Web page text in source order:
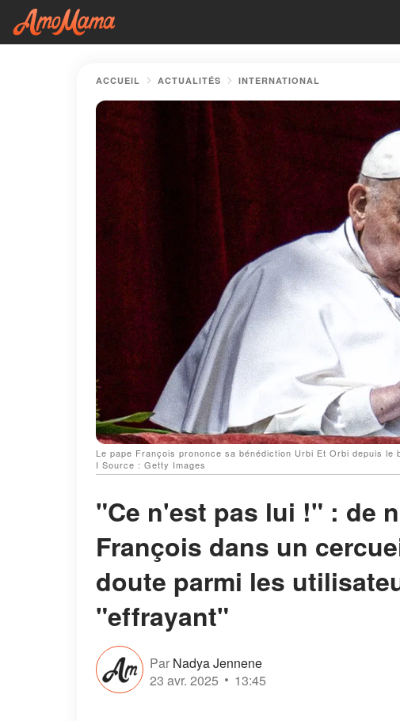
ACCUEIL ACTUALITÉS INTERNATIONAL
Le pape François prononce sa bénédiction Urbi Et Orbi depuis
I Source : Getty Images
"Ce n'est pas lui !" : de
François dans un
doute parmi les
"effrayant"
Par Nadya Jennene
23 avr. 2025
13:45